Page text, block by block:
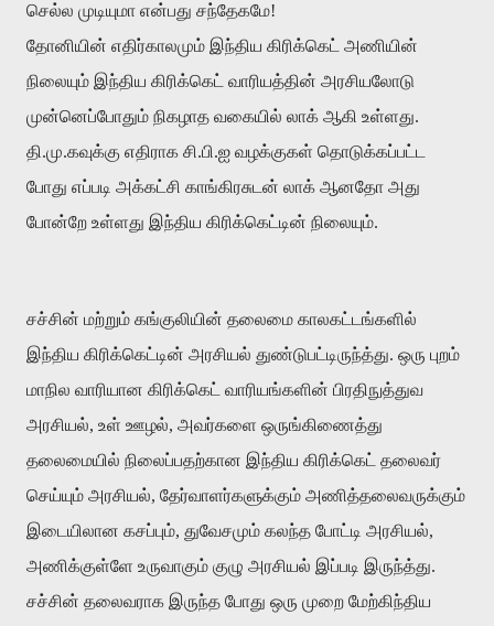
செல்ல முடியுமா என்பது சந்தேகமே!
தோனியின் எதிர்காலமும் இந்திய கிரிக்கெட் அணியின்
நிலையும் இந்திய கிரிக்கெட் வாரியத்தின் அரசியலோடு
முன்னெப்போதும் நிகழாத வகையில் லாக் ஆகி உள்ளது.
தி.மு.கவுக்கு எதிராக சி.பி.ஐ வழக்குகள் தொடுக்கப்பட்ட
போது எப்படி அக்கட்சி காங்கிரசுடன் லாக் ஆனதோ அது
போன்றே உள்ளது இந்திய கிரிக்கெட்டின் நிலையும்.
சச்சின் மற்றும் கங்குலியின் தலைமை காலகட்டங்களில்
இந்திய கிரிக்கெட்டின் அரசியல் துண்டுபட்டிருந்த்து. ஒரு புறம்
மாநில வாரியான கிரிக்கெட் வாரியங்களின் பிரதிநுத்துவ
அரசியல், உள் ஊழல், அவர்களை ஒருங்கிணைத்து
தலைமையில் நிலைப்பதற்கான இந்திய கிரிக்கெட் தலைவர்
செய்யும் அரசியல், தேர்வாளர்களுக்கும் அணித்தலைவருக்கும்
இடையிலான கசப்பும், துவேசமும் கலந்த போட்டி அரசியல்,
அணிக்குள்ளே உருவாகும் குழு அரசியல் இப்படி இருந்த்து.
சச்சின் தலைவராக இருந்த போது ஒரு முறை மேற்கிந்திய